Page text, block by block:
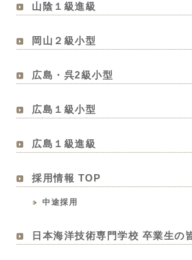
山陰１級進級
岡山２級小型
広島・呉2級小型
広島１級小型
広島１級進級
採用情報 TOP
中途採用
日本海洋技術専門学校 卒業生の